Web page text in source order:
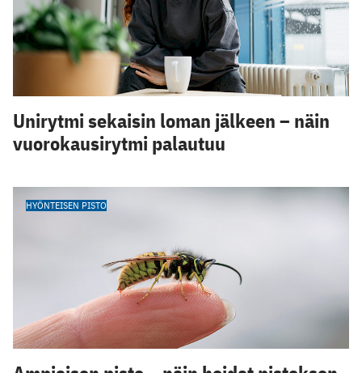
Unirytmi sekaisin loman jälkeen – näin
vuorokausirytmi palautuu
HYÖNTEISEN PISTO